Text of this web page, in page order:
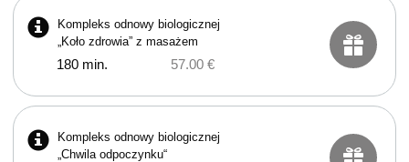
Kompleks odnowy biologicznej
„Koło zdrowia” z masażem
180 min. 57.00 €
Kompleks odnowy biologicznej
„Chwila odpoczynku“